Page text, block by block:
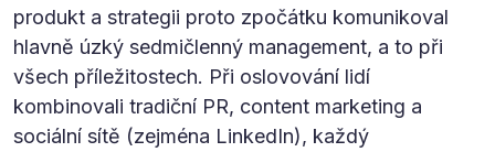
produkt a strategii proto zpočátku komunikoval
hlavně úzký sedmičlenný management, a to při
všech příležitostech. Při oslovování lidí
kombinovali tradiční PR, content marketing a
sociální sítě (zejména LinkedIn), každý